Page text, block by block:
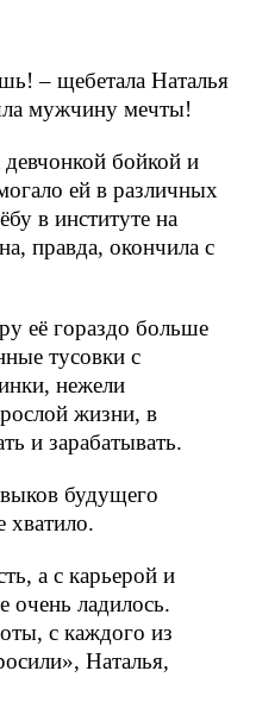
– щебетала Наталья
мужчину мечты!
бойкой и
ей в различных
в институте на
правда, окончила с
её гораздо больше
тусовки с
нежели
жизни, в
и зарабатывать.
будущего
хватило.
а с карьерой и
очень ладилось.
с каждого из
Наталья,